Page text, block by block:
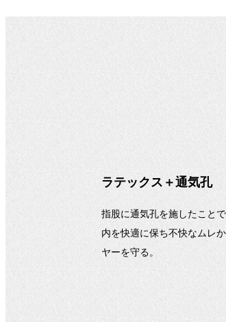
ラテックス＋通気孔
指股に通気孔を施したこと
内を快適に保ち不快なムレ
ヤーを守る。